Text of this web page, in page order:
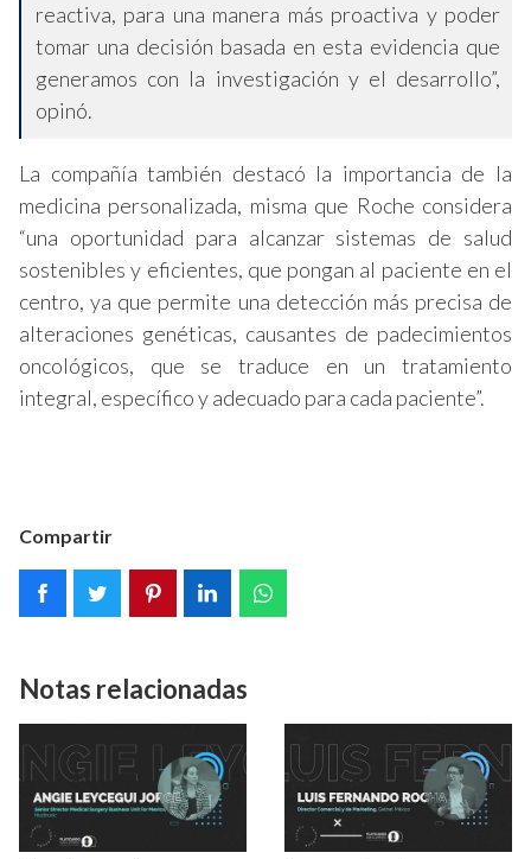
reactiva, para una manera más proactiva y poder
tomar una decisión basada en esta evidencia que
generamos con la investigación y el desarrollo”,
opinó.
La compañía también destacó la importancia de la
medicina personalizada, misma que Roche considera
“una oportunidad para alcanzar sistemas de salud
sostenibles y eficientes, que pongan al paciente en el
centro, ya que permite una detección más precisa de
alteraciones genéticas, causantes de padecimientos
oncológicos, que se traduce en un tratamiento
integral, específico y adecuado para cada paciente”.
Compartir
Notas relacionadas